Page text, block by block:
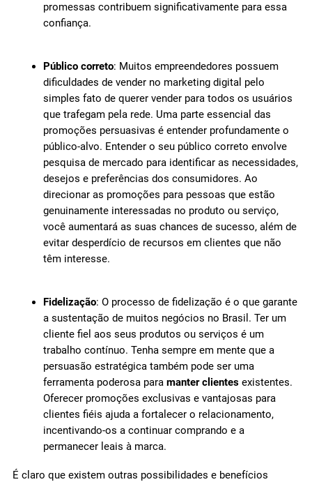
promessas contribuem significativamente para essa
confiança.
Público correto: Muitos empreendedores possuem
dificuldades de vender no marketing digital pelo
simples fato de querer vender para todos os usuários
que trafegam pela rede. Uma parte essencial das
promoções persuasivas é entender profundamente o
público-alvo. Entender o seu público correto envolve
pesquisa de mercado para identificar as necessidades,
desejos e preferências dos consumidores. Ao
direcionar as promoções para pessoas que estão
genuinamente interessadas no produto ou serviço,
você aumentará as suas chances de sucesso, além de
evitar desperdício de recursos em clientes que não
têm interesse.
Fidelização: O processo de fidelização é o que garante
a sustentação de muitos negócios no Brasil. Ter um
cliente fiel aos seus produtos ou serviços é um
trabalho contínuo. Tenha sempre em mente que a
persuasão estratégica também pode ser uma
ferramenta poderosa para manter clientes existentes.
Oferecer promoções exclusivas e vantajosas para
clientes fiéis ajuda a fortalecer o relacionamento,
incentivando-os a continuar comprando e a
permanecer leais à marca.
É claro que existem outras possibilidades e benefícios